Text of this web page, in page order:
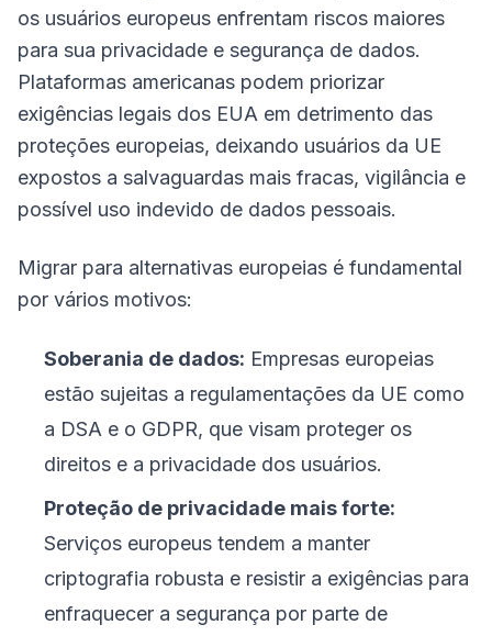
os usuários europeus enfrentam riscos maiores
para sua privacidade e segurança de dados.
Plataformas americanas podem priorizar
exigências legais dos EUA em detrimento das
proteções europeias, deixando usuários da UE
expostos a salvaguardas mais fracas, vigilância e
possível uso indevido de dados pessoais.
Migrar para alternativas europeias é fundamental
por vários motivos:
Soberania de dados: Empresas europeias
estão sujeitas a regulamentações da UE como
a DSA e o GDPR, que visam proteger os
direitos e a privacidade dos usuários.
Proteção de privacidade mais forte:
Serviços europeus tendem a manter
criptografia robusta e resistir a exigências para
enfraquecer a segurança por parte de